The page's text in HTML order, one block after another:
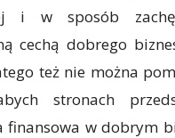
i w sposób
cechą dobrego
też nie można
stronach
finansowa w dobrym